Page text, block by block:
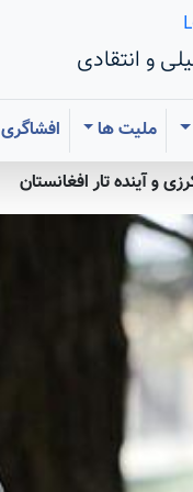
و انتقادی
ملیت ها افشاگری
و آینده تار افغانستان